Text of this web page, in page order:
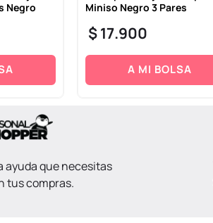
Negro
Miniso Negro 3 Pares
$17.900
A MI BOLSA
ayuda que necesitas
tus compras.